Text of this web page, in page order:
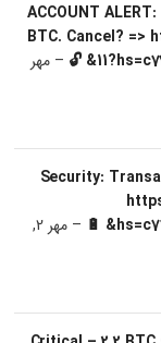
🔓 ACCOUNT
BTC. Cancel? =>
– مهر
🔋 Security:
–
مهر 2,